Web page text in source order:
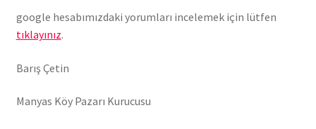
google hesabımızdaki yorumları incelemek için lütfen
tıklayınız.
Barış Çetin
Manyas Köy Pazarı Kurucusu